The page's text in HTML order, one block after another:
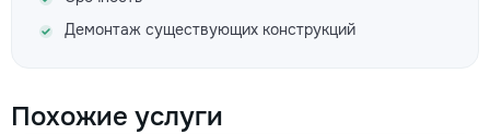
Демонтаж существующих конструкций
Похожие услуги